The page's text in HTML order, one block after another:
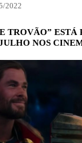
2022
TROVÃO” ESTÁ
NOS